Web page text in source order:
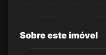
Sobre este imóvel